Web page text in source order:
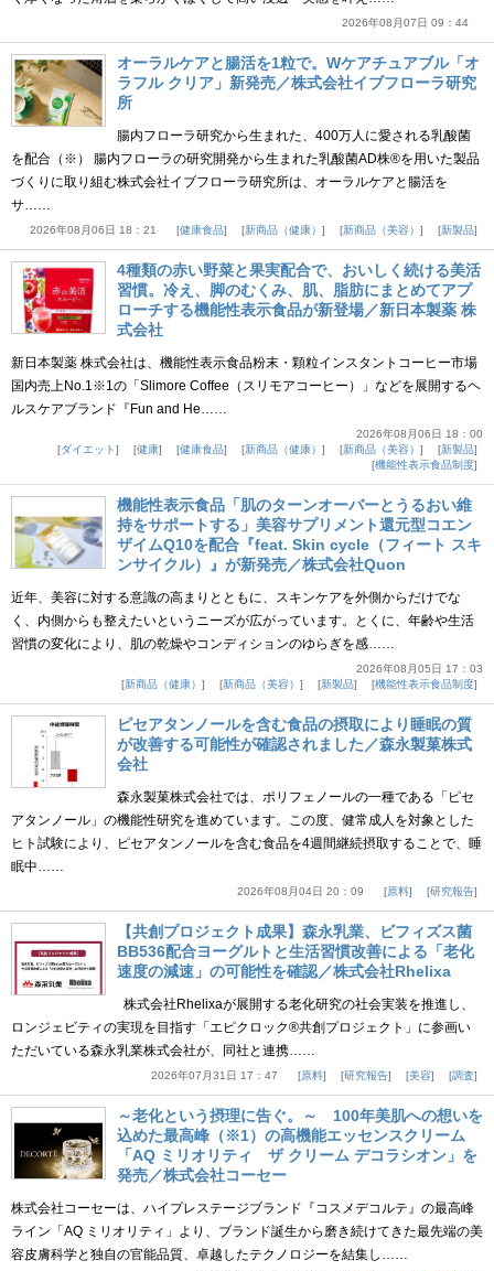
2026年08月07日 09：44
オーラルケアと腸活を1粒で。Wケアチュアブル「オ
ラフル クリア」新発売／株式会社イブフローラ研究
所
腸内フローラ研究から生まれた、400万人に愛される乳酸菌
を配合（※） 腸内フローラの研究開発から生まれた乳酸菌AD株®を用いた製品
づくりに取り組む株式会社イブフローラ研究所は、オーラルケアと腸活を
サ……
2026年08月06日 18：21 健康食品 新商品（健康） 新商品（美容） 新製品
4種類の赤い野菜と果実配合で、おいしく続ける美活
習慣。冷え、脚のむくみ、肌、脂肪にまとめてアプ
ローチする機能性表示食品が新登場／新日本製薬 株
式会社
新日本製薬 株式会社は、機能性表示食品粉末・顆粒インスタントコーヒー市場
国内売上No.1※1の「Slimore Coffee（スリモアコーヒー）」などを展開するヘ
ルスケアブランド『Fun and He……
2026年08月06日 18：00
ダイエット
健康 健康食品 新商品（健康） 新商品（美容）
新製品
機能性表示食品制度
機能性表示食品「肌のターンオーバーとうるおい維
持をサポートする」美容サプリメント還元型コエン
ザイムQ10を配合『feat. Skin cycle（フィート スキ
ンサイクル）』が新発売／株式会社Quon
近年、美容に対する意識の高まりとともに、スキンケアを外側からだけでな
く、内側からも整えたいというニーズが広がっています。とくに、年齢や生活
習慣の変化により、肌の乾燥やコンディションのゆらぎを感……
2026年08月05日 17：03
新商品（健康）
新商品（美容） 新製品 機能性表示食品制度
ピセアタンノールを含む食品の摂取により睡眠の質
が改善する可能性が確認されました／森永製菓株式
会社
森永製菓株式会社では、ポリフェノールの一種である「ピセ
アタンノール」の機能性研究を進めています。この度、健常成人を対象とした
ヒト試験により、ピセアタンノールを含む食品を4週間継続摂取することで、睡
眠中……
2026年08月04日 20：09 原料 研究報告
【共創プロジェクト成果】森永乳業、ビフィズス菌
BB536配合ヨーグルトと生活習慣改善による「老化
速度の減速」の可能性を確認／株式会社Rhelixa
株式会社Rhelixaが展開する老化研究の社会実装を推進し、
ロンジェビティの実現を目指す「エピクロック®共創プロジェクト」に参画い
ただいている森永乳業株式会社が、同社と連携……
2026年07月31日 17：47 原料 研究報告 美容 調査
～老化という摂理に告ぐ。～ 100年美肌への想いを
込めた最高峰（※1）の高機能エッセンスクリーム
「AQ ミリオリティ ザ クリーム デコラシオン」を
発売／株式会社コーセー
株式会社コーセーは、ハイプレステージブランド『コスメデコルテ』の最高峰
ライン「AQ ミリオリティ」より、ブランド誕生から磨き続けてきた最先端の美
容皮膚科学と独自の官能品質、卓越したテクノロジーを結集し……